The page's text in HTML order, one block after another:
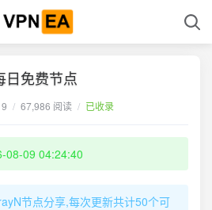
日免费节点
/ 67,986 阅读 / 已收录
08-09 04:24:40
节点分享,每次更新共计50个可